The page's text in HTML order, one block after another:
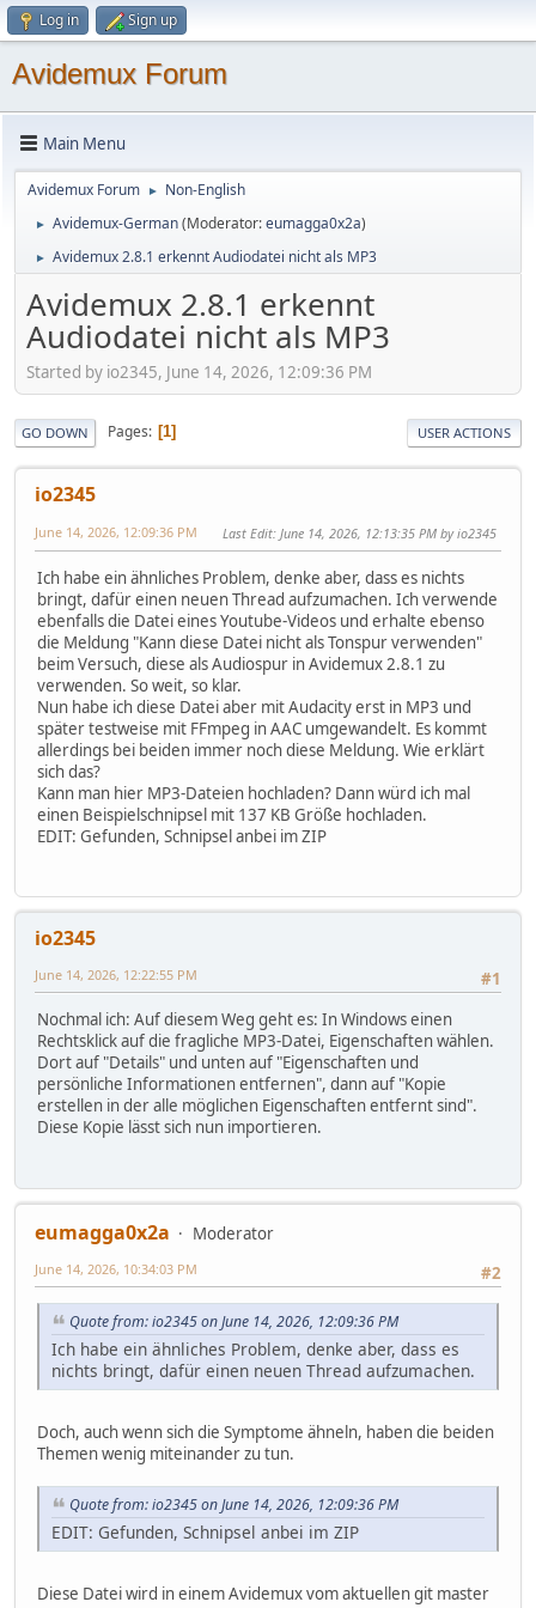
Log in Sign up
Avidemux Forum
Main Menu
Avidemux Forum ► Non-English
► Avidemux-German(Moderator:eumagga0x2a)
► Avidemux 2.8.1 erkennt Audiodatei nicht als MP3
Avidemux 2.8.1 erkennt
Audiodatei nicht als MP3
Started by io2345, June 14, 2026, 12:09:36 PM
GO DOWN Pages 1 USER ACTIONS
io2345
June 14, 2026, 12:09:36 PM Last Edit: June 14, 2026, 12:13:35 PM by io2345
Ich habe ein ähnliches Problem, denke aber, dass es nichts
bringt, dafür einen neuen Thread aufzumachen. Ich verwende
ebenfalls die Datei eines Youtube-Videos und erhalte ebenso
die Meldung "Kann diese Datei nicht als Tonspur verwenden"
beim Versuch, diese als Audiospur in Avidemux 2.8.1 zu
verwenden. So weit, so klar.
Nun habe ich diese Datei aber mit Audacity erst in MP3 und
später testweise mit FFmpeg in AAC umgewandelt. Es kommt
allerdings bei beiden immer noch diese Meldung. Wie erklärt
sich das?
Kann man hier MP3-Dateien hochladen? Dann würd ich mal
einen Beispielschnipsel mit 137 KB Größe hochladen.
EDIT: Gefunden, Schnipsel anbei im ZIP
io2345
#1
June 14, 2026, 12:22:55 PM
Nochmal ich: Auf diesem Weg geht es: In Windows einen
Rechtsklick auf die fragliche MP3-Datei, Eigenschaften wählen.
Dort auf "Details" und unten auf "Eigenschaften und
persönliche Informationen entfernen", dann auf "Kopie
erstellen in der alle möglichen Eigenschaften entfernt sind".
Diese Kopie lässt sich nun importieren.
eumagga0x2a
Moderator
#2
June 14, 2026, 10:34:03 PM
Quote from: io2345 on June 14, 2026, 12:09:36 PM
Ich habe ein ähnliches Problem, denke aber, dass es
nichts bringt, dafür einen neuen Thread aufzumachen.
Doch, auch wenn sich die Symptome ähneln, haben die beiden
Themen wenig miteinander zu tun.
Quote from: io2345 on June 14, 2026, 12:09:36 PM
EDIT: Gefunden, Schnipsel anbei im ZIP
Diese Datei wird in einem Avidemux vom aktuellen git master